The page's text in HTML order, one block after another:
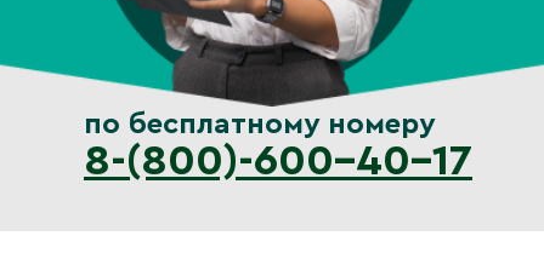
по бесплатному номеру
8-(800)-600-40-17